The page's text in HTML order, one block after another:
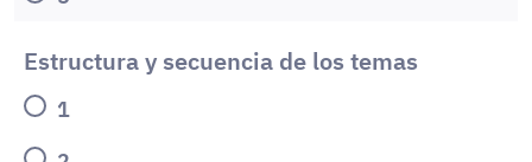
Estructura y secuencia de los temas
1